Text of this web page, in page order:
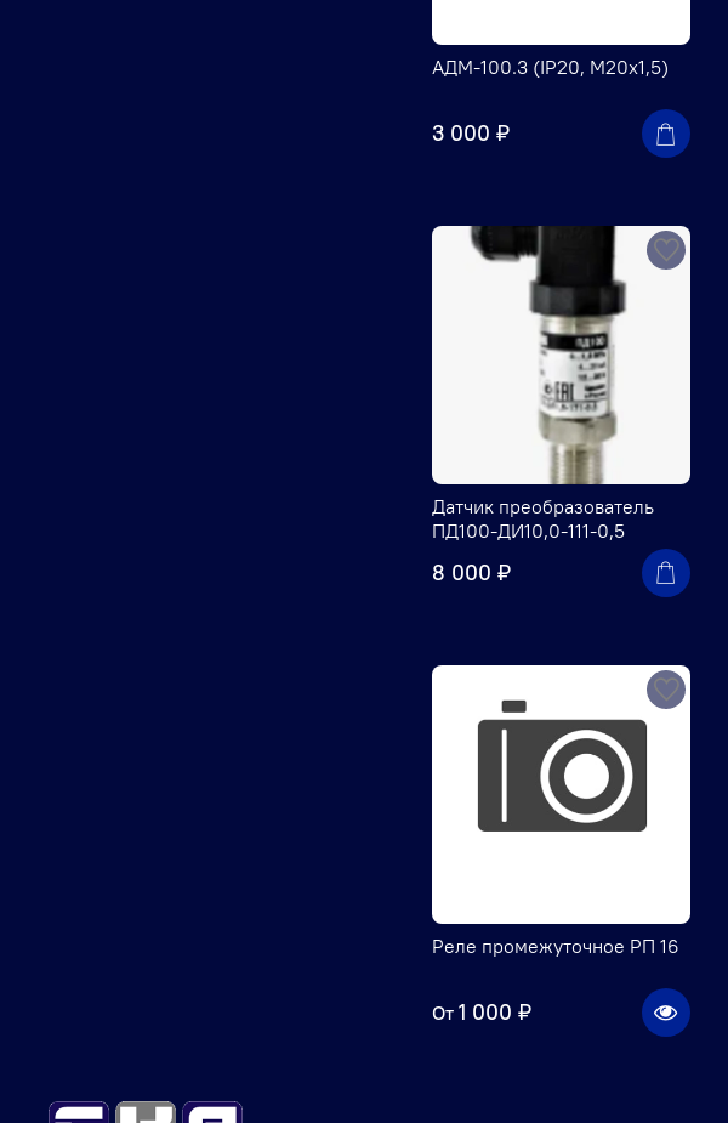
АДМ-100.3 (IP20, М20х1,5)
3 000 ₽
Датчик преобразователь
ПД100-ДИ10,0-111-0,5
8 000 ₽
Реле промежуточное РП 16
От 1 000 ₽